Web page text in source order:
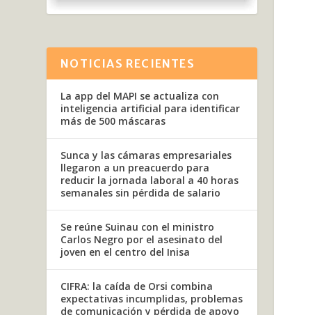
NOTICIAS RECIENTES
La app del MAPI se actualiza con
inteligencia artificial para identificar
más de 500 máscaras
Sunca y las cámaras empresariales
llegaron a un preacuerdo para
reducir la jornada laboral a 40 horas
semanales sin pérdida de salario
Se reúne Suinau con el ministro
Carlos Negro por el asesinato del
joven en el centro del Inisa
CIFRA: la caída de Orsi combina
expectativas incumplidas, problemas
de comunicación y pérdida de apoyo